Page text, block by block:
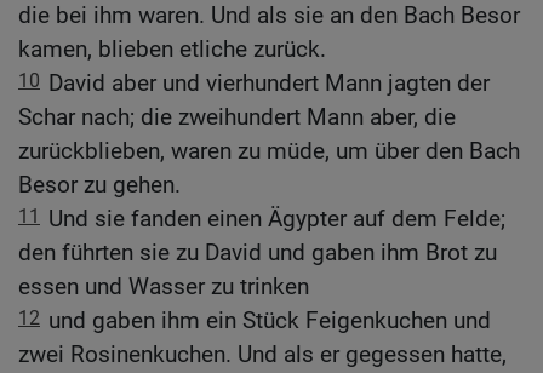
die bei ihm waren. Und als sie an den Bach Besor
kamen, blieben etliche zurück.
10 David aber und vierhundert Mann jagten der
Schar nach; die zweihundert Mann aber, die
zurückblieben, waren zu müde, um über den Bach
Besor zu gehen.
11
Und sie fanden einen Ägypter auf dem Felde;
den führten sie zu David und gaben ihm Brot zu
essen und Wasser zu trinken
12 und gaben ihm ein Stück Feigenkuchen und
zwei Rosinenkuchen. Und als er gegessen hatte,